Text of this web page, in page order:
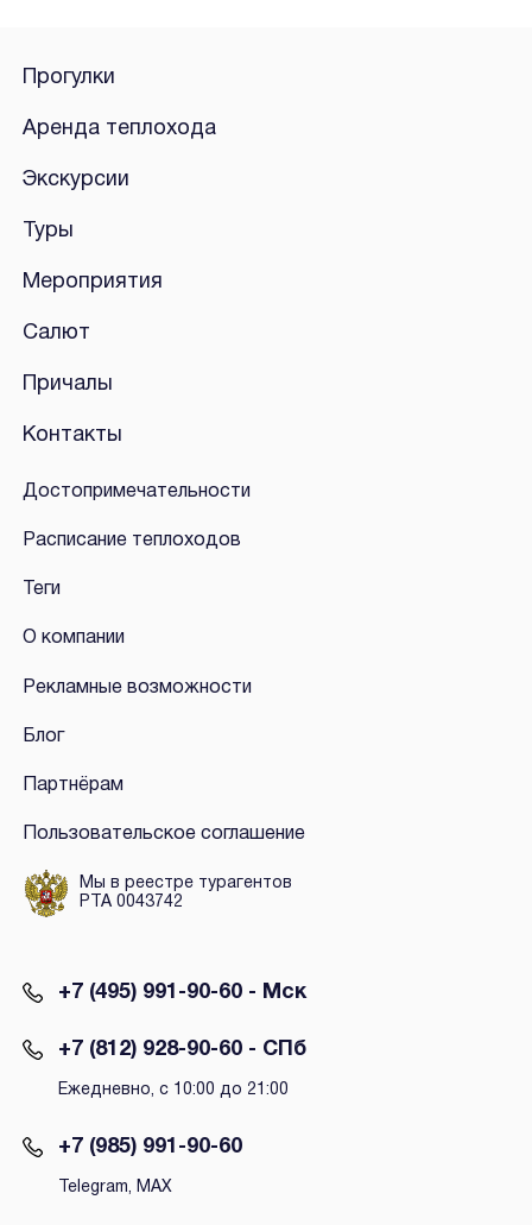
Прогулки
Аренда теплохода
Экскурсии
Туры
Мероприятия
Салют
Причалы
Контакты
Достопримечательности
Расписание теплоходов
Теги
О компании
Рекламные возможности
Блог
Партнёрам
Пользовательское соглашение
Мы в реестре турагентов
РТА 0043742
+7 (495) 991-90-60 - Мск
+7 (812) 928-90-60 - СПб
Ежедневно, с 10:00 до 21:00
+7 (985) 991-90-60
Telegram, MAX